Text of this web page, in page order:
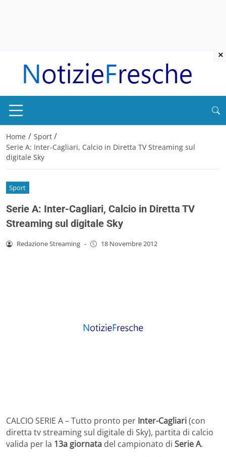
Home / Sport /
Serie A: Inter-Cagliari, Calcio in Diretta TV Streaming sul
digitale Sky
Sport
Serie A: Inter-Cagliari, Calcio in Diretta TV
Streaming sul digitale Sky
Redazione Streaming - 18 Novembre 2012
CALCIO SERIE A – Tutto pronto per Inter-Cagliari(con
diretta tv streaming sul digitale di Sky), partita di calcio
valida per la 13a giornata del campionato di Serie A.
×